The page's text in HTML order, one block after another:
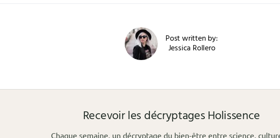
Post written by:
Jessica Rollero
Recevoir les décryptages Holissence
Chaque semaine, un décryptage du bien-être entre science,